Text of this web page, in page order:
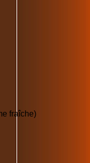
fraîche)